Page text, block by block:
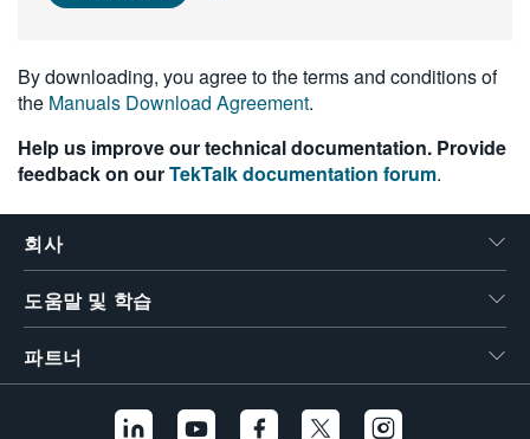
By downloading, you agree to the terms and conditions of
the Manuals Download Agreement.
Help us improve our technical documentation. Provide
feedback on ourTekTalk documentation forum.
회사
도움말 및 학습
파트너